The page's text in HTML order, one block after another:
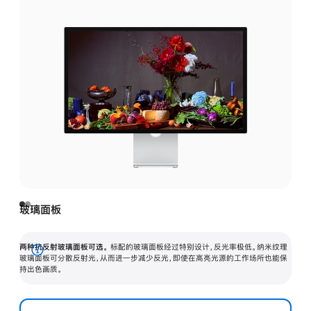
玻璃面板
两种抗反射玻璃面板可选。 标配的玻璃面板经过特别设计，反光率极低。纳米纹理
玻璃面板可分散反射光，从而进一步减少反光，即使在高亮光源的工作场所也能保
持出色画质。
展
开